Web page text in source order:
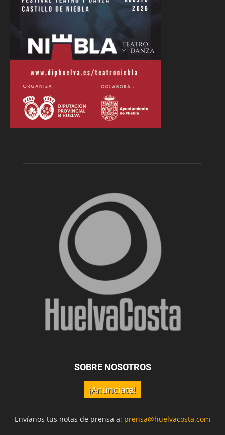
SOBRE NOSOTROS
¡Anúnciate!
Envíanos tus notas de prensa a: prensa@huelvacosta.com